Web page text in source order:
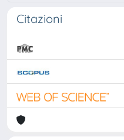
Citazioni